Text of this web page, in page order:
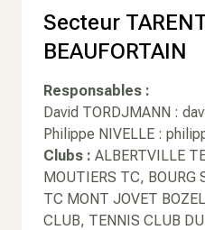
Secteur
BEAUFORTAIN
Responsables :
David TORDJMANN :
Philippe NIVELLE :
Clubs : ALBERTVILLE
MOUTIERS TC, BOURG
TC MONT JOVET
CLUB, TENNIS CLUB